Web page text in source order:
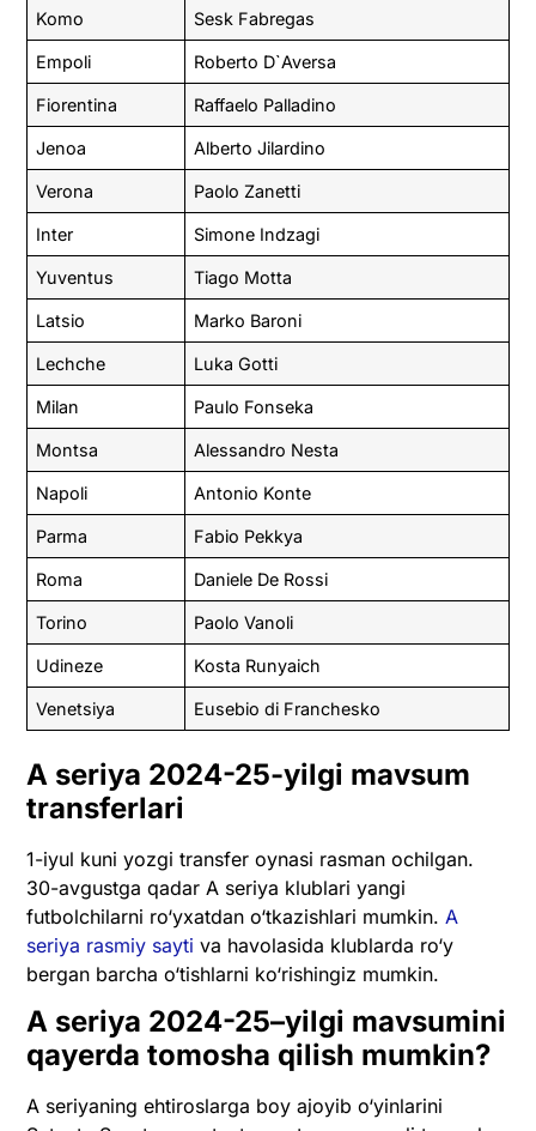
Komo Sesk Fabregas
Empoli Roberto D`Aversa
Fiorentina Raffaelo Palladino
Jenoa Alberto Jilardino
Verona Paolo Zanetti
Inter Simone Indzagi
Yuventus Tiago Motta
Latsio Marko Baroni
Lechche Luka Gotti
Milan Paulo Fonseka
Montsa Alessandro Nesta
Napoli Antonio Konte
Parma Fabio Pekkya
Roma Daniele De Rossi
Torino Paolo Vanoli
Udineze Kosta Runyaich
Venetsiya Eusebio di Franchesko
A seriya 2024-25-yilgi mavsum
transferlari
1-iyul kuni yozgi transfer oynasi rasman ochilgan.
30-avgustga qadar A seriya klublari yangi
futbolchilarni ro‘yxatdan o‘tkazishlari mumkin. A
seriya rasmiy sayti va havolasida klublarda ro‘y
bergan barcha o‘tishlarni ko‘rishingiz mumkin.
A seriya 2024-25–yilgi mavsumini
qayerda tomosha qilish mumkin?
A seriyaning ehtiroslarga boy ajoyib o‘yinlarini